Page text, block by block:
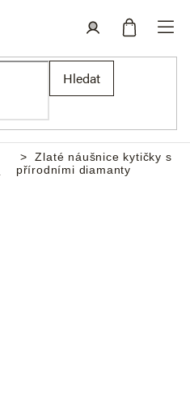
Hledat
Zlaté náušnice kytičky s
přírodními diamanty